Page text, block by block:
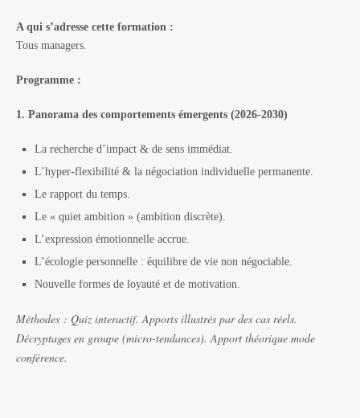
A qui s’adresse cette formation :
Tous managers.
Programme :
1. Panorama des comportements émergents (2026-2030)
La recherche d’impact & de sens immédiat.
L’hyper-flexibilité & la négociation individuelle permanente.
Le rapport du temps.
Le « quiet ambition » (ambition discrète).
L’expression émotionnelle accrue.
L’écologie personnelle : équilibre de vie non négociable.
Nouvelle formes de loyauté et de motivation.
Méthodes : Quiz interactif. Apports illustrés par des cas réels.
Décryptages en groupe (micro-tendances). Apport théorique mode
conférence.